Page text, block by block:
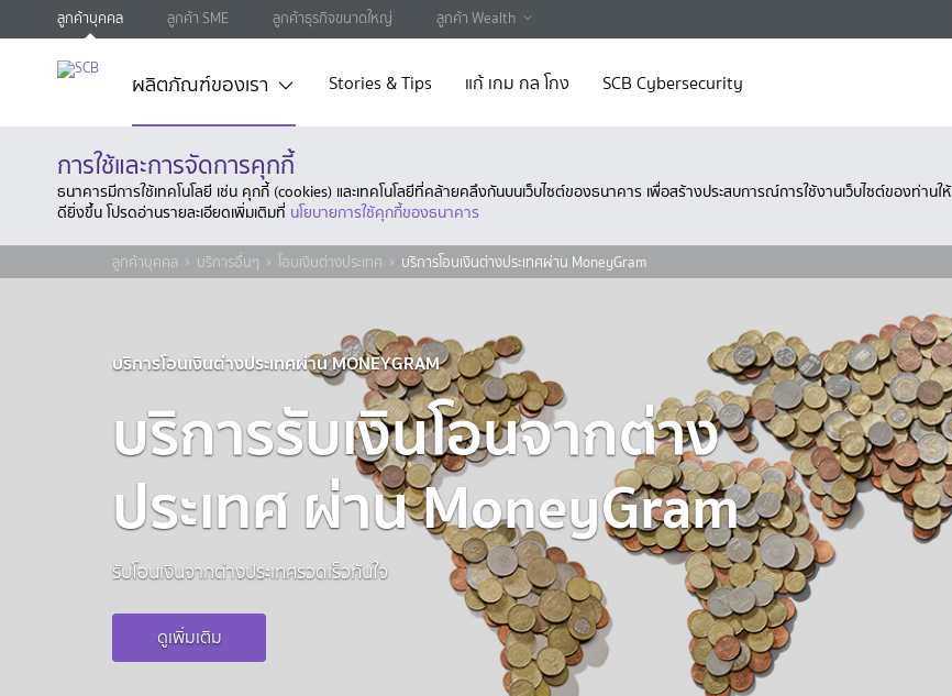
ลูกค้าบุคคล ลูกค้า SME ลูกค้าธุรกิจขนาดใหญ่ ลูกค้า Wealth
ผลิตภัณฑ์ของเรา Stories & Tips แก้ เกม กล โกง SCB Cybersecurity
การใช้และการจัดการคุกกี้
ธนาคารมีการใช้เทคโนโลยี เช่น คุกกี้ (cookies) และเทคโนโลยีที่คล้ายคลึงกันบนเว็บไซต์ของธนาคาร เพื่อสร้างประสบการณ์การใช้งานเว็บไซต์ของท่านให้
ดียิ่งขึ้น โปรดอ่านรายละเอียดเพิ่มเติมที่ นโยบายการใช้คุกกี้ของธนาคาร
ลูกค้าบุคคล บริการอื่นๆ โอนเงินต่างประเทศ บริการโอนเงินต่างประเทศผ่าน MoneyGram
บริการโอนเงินต่างประเทศผ่าน MONEYGRAM
บริการรับเงินโอนจากต่าง
ประเทศ ผ่าน MoneyGram
รับโอนเงินจากต่างประเทศรวดเร็วทันใจ
ดูเพิ่มเติม